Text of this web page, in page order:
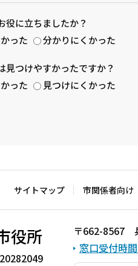
役に立ちましたか？
った
分かりにくかった
見つけやすかったですか？
った
見つけにくかった
サイトマップ 市関係者向け
役所
〒662-8567
窓口受付時